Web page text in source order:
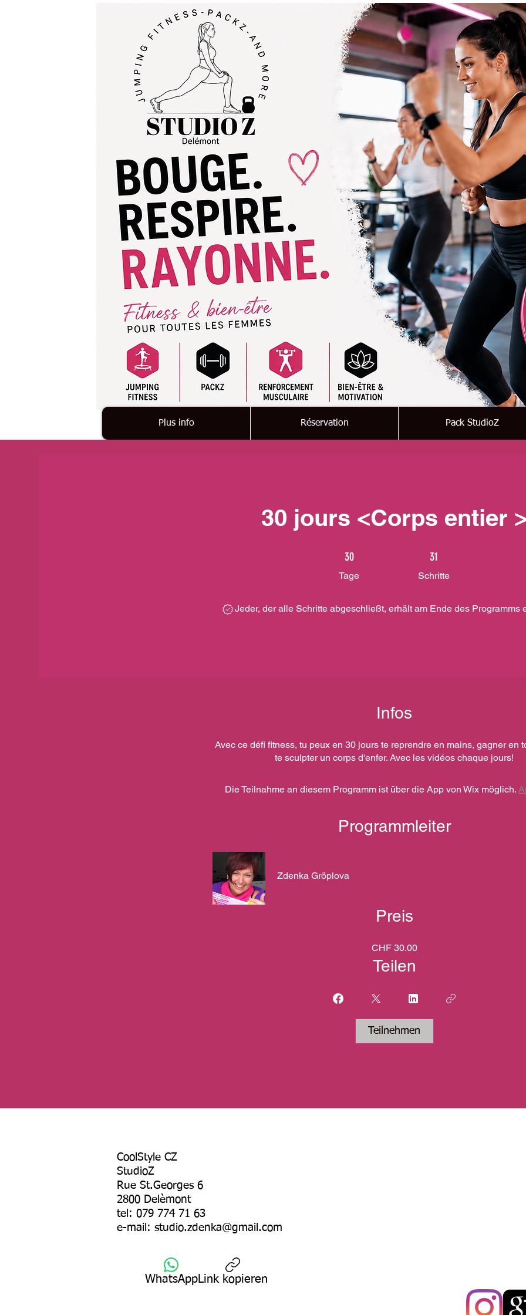
Plus info Réservation Pack StudioZ
30 jours <Corps entier
30
Tage
30 Tage 31
Schritte
31 Schritte
Jeder, der alle Schritte abgeschließt, erhält am Ende des Programms
Infos
Avec ce défi fitness, tu peux en 30 jours te reprendre en mains, gagner en
te sculpter un corps d'enfer. Avec les vidéos chaque jours!
Die Teilnahme an diesem Programm ist über die App von Wix möglich.
Programmleiter
Zdenka Gröplova
Preis
CHF 30.00
Teilen
Teilnehmen
CoolStyle CZ
StudioZ
Rue St.Georges 6
2800 Delèmont
tel: 079 774 71 63
e-mail: studio.zdenka@gmail.com
WhatsAppLink kopieren